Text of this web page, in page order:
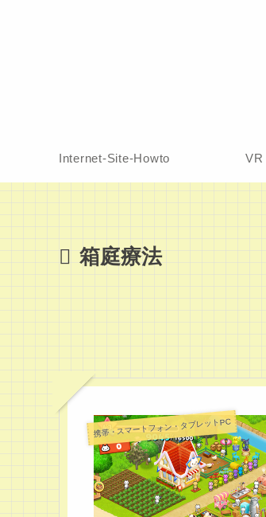
Internet-Site-Howto VR
箱庭療法
携帯・スマートフォン・タブレットPC